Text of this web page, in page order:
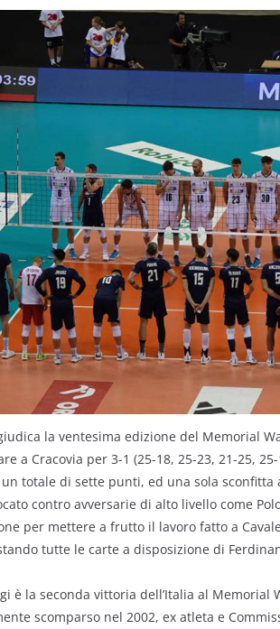
la ventesima edizione del Memorial
a Cracovia per 3-1 (25-18, 25-23, 21-25,
totale di sette punti, ed una sola sconfitta
contro avversarie di alto livello come
per mettere a frutto il lavoro fatto a
tutte le carte a disposizione di
è la seconda vittoria dell’Italia al Memorial
scomparso nel 2002, ex atleta e